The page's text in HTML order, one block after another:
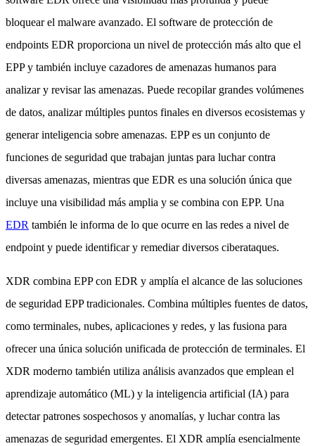
bloquear el malware avanzado. El software de protección de
endpoints EDR proporciona un nivel de protección más alto que el
EPP y también incluye cazadores de amenazas humanos para
analizar y revisar las amenazas. Puede recopilar grandes volúmenes
de datos, analizar múltiples puntos finales en diversos ecosistemas y
generar inteligencia sobre amenazas. EPP es un conjunto de
funciones de seguridad que trabajan juntas para luchar contra
diversas amenazas, mientras que EDR es una solución única que
incluye una visibilidad más amplia y se combina con EPP. Una
EDR también le informa de lo que ocurre en las redes a nivel de
endpoint y puede identificar y remediar diversos ciberataques.
XDR combina EPP con EDR y amplía el alcance de las soluciones
de seguridad EPP tradicionales. Combina múltiples fuentes de datos,
como terminales, nubes, aplicaciones y redes, y las fusiona para
ofrecer una única solución unificada de protección de terminales. El
XDR moderno también utiliza análisis avanzados que emplean el
aprendizaje automático (ML) y la inteligencia artificial (IA) para
detectar patrones sospechosos y anomalías, y luchar contra las
amenazas de seguridad emergentes. El XDR amplía esencialmente